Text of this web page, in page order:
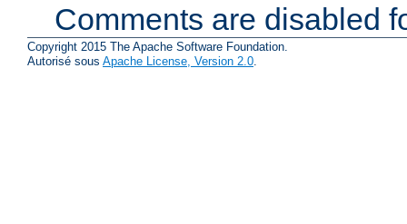
Comments are disabled
Copyright 2015 The Apache Software Foundation.
Autorisé sous Apache License, Version 2.0.